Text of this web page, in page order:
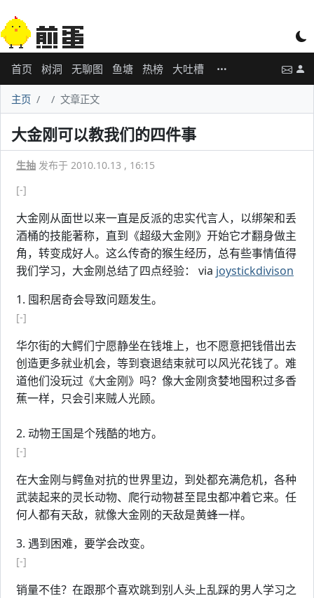
首页 树洞 无聊图 鱼塘 热榜 大吐槽
主页 文章正文
大金刚可以教我们的四件事
生抽 发布于 2010.10.13 , 16:15
[-]
大金刚从面世以来一直是反派的忠实代言人，以绑架和丢
酒桶的技能著称，直到《超级大金刚》开始它才翻身做主
角，转变成好人。这么传奇的猴生经历，总有些事情值得
我们学习，大金刚总结了四点经验： via joystickdivison
1. 囤积居奇会导致问题发生。
[-]
华尔街的大鳄们宁愿静坐在钱堆上，也不愿意把钱借出去
创造更多就业机会，等到衰退结束就可以风光花钱了。难
道他们没玩过《大金刚》吗？像大金刚贪婪地囤积过多香
蕉一样，只会引来贼人光顾。
2. 动物王国是个残酷的地方。
[-]
在大金刚与鳄鱼对抗的世界里边，到处都充满危机，各种
武装起来的灵长动物、爬行动物甚至昆虫都冲着它来。任
何人都有天敌，就像大金刚的天敌是黄蜂一样。
3. 遇到困难，要学会改变。
[-]
销量不佳？在跟那个喜欢跳到别人头上乱踩的男人学习之